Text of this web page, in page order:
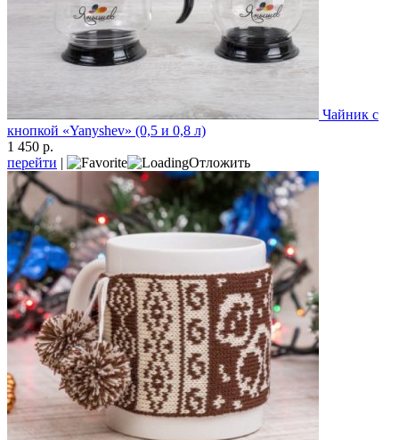
Чайник с
кнопкой «Yanyshev» (0,5 и 0,8 л)
1 450 р.
перейти | Отложить